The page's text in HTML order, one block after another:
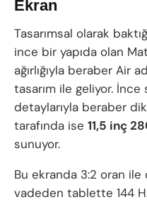
Ekran
Tasarımsal olarak
ince bir yapıda olan
ağırlığıyla beraber Air
tasarım ile geliyor.
detaylarıyla beraber
tarafında ise 11,5 inç
sunuyor.
Bu ekranda 3:2 oran
vadeden tablette 144